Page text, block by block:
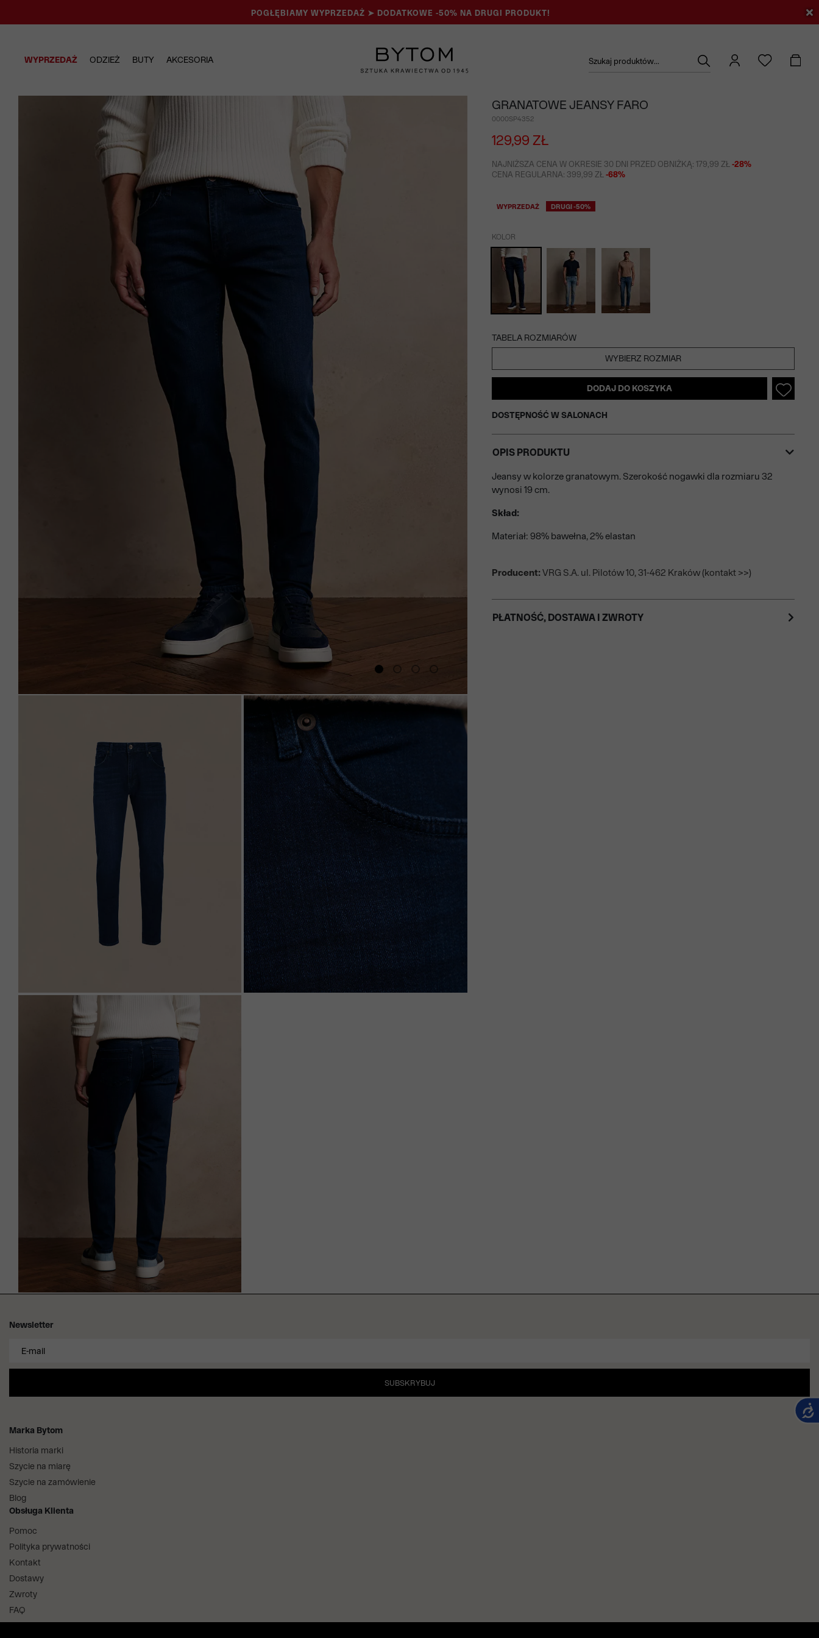
POGŁĘBIAMY WYPRZEDAŻ ➤ DODATKOWE -50% NA DRUGI PRODUKT!
WYPRZEDAŻ ODZIEŻ BUTY AKCESORIA Szukaj produktów...
GRANATOWE JEANSY FARO
0000SP4352
129,99 ZŁ
NAJNIŻSZA CENA W OKRESIE 30 DNI PRZED OBNIŻKĄ: 179,99 ZŁ -28%
CENA REGULARNA: 399,99 ZŁ -68%
WYPRZEDAŻ DRUGI -50%
KOLOR
TABELA ROZMIARÓW
WYBIERZ ROZMIAR
DODAJ DO KOSZYKA
DOSTĘPNOŚĆ W SALONACH
OPIS PRODUKTU
Jeansy w kolorze granatowym. Szerokość nogawki dla rozmiaru 32
wynosi 19 cm.
Skład:
Materiał: 98% bawełna, 2% elastan
Producent: VRG S.A. ul. Pilotów 10, 31-462 Kraków (kontakt >>)
PŁATNOŚĆ, DOSTAWA I ZWROTY
Marka Bytom
Historia marki
Szycie na miarę
Szycie na zamówienie
Blog
Obsługa Klienta
Pomoc
Polityka prywatności
Kontakt
Dostawy
Zwroty
FAQ
Newsletter